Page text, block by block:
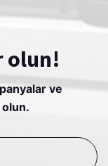
olun!
ve